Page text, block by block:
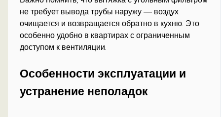
не требует вывода трубы наружу — воздух
очищается и возвращается обратно в кухню. Это
особенно удобно в квартирах с ограниченным
доступом к вентиляции.
Особенности эксплуатации и
устранение неполадок